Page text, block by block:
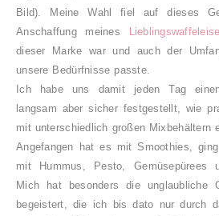
Bild). Meine Wahl fiel auf dieses
Anschaffung meines
dieser Marke war und auch der
unsere Bedürfnisse passte.
Ich habe uns damit jeden Tag
langsam aber sicher festgestellt, wie
mit unterschiedlich großen Mixbehältern
Angefangen hat es mit Smoothies,
mit Hummus, Pesto, Gemüsepürees
Mich hat besonders die unglaubliche
begeistert, die ich bis dato nur durch